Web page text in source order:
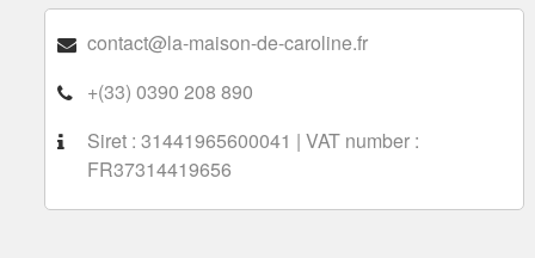
contact@la-maison-de-caroline.fr
+(33) 0390 208 890
Siret : 31441965600041 | VAT number :
FR37314419656